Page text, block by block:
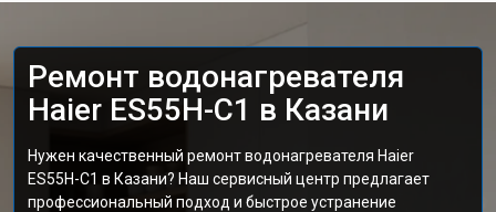
Ремонт водонагревателя
Haier ES55H-C1 в Казани
Нужен качественный ремонт водонагревателя Haier
ES55H-C1 в Казани? Наш сервисный центр предлагает
профессиональный подход и быстрое устранение